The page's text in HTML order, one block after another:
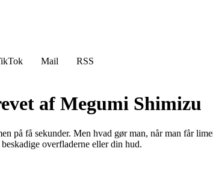
Mail
RSS
af Megumi Shimizu
på få sekunder. Men hvad gør man, når man får
overfladerne eller din hud.